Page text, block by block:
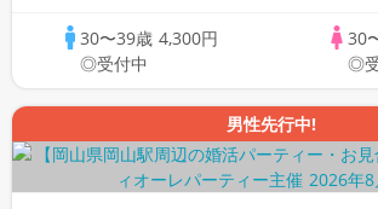
30〜39歳 4,300円
◎受付中
30
◎
男性先行中!